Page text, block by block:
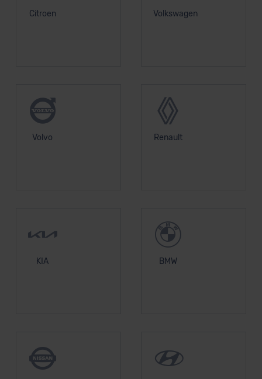
Citroen Volkswagen
Volvo Renault
KIA BMW